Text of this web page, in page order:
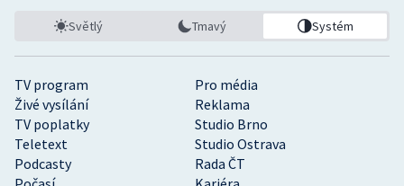
TV program
Pro média
Živé vysílání
Reklama
TV poplatky
Studio Brno
Teletext
Studio Ostrava
Podcasty
Rada ČT
Světlý Tmavý Systém